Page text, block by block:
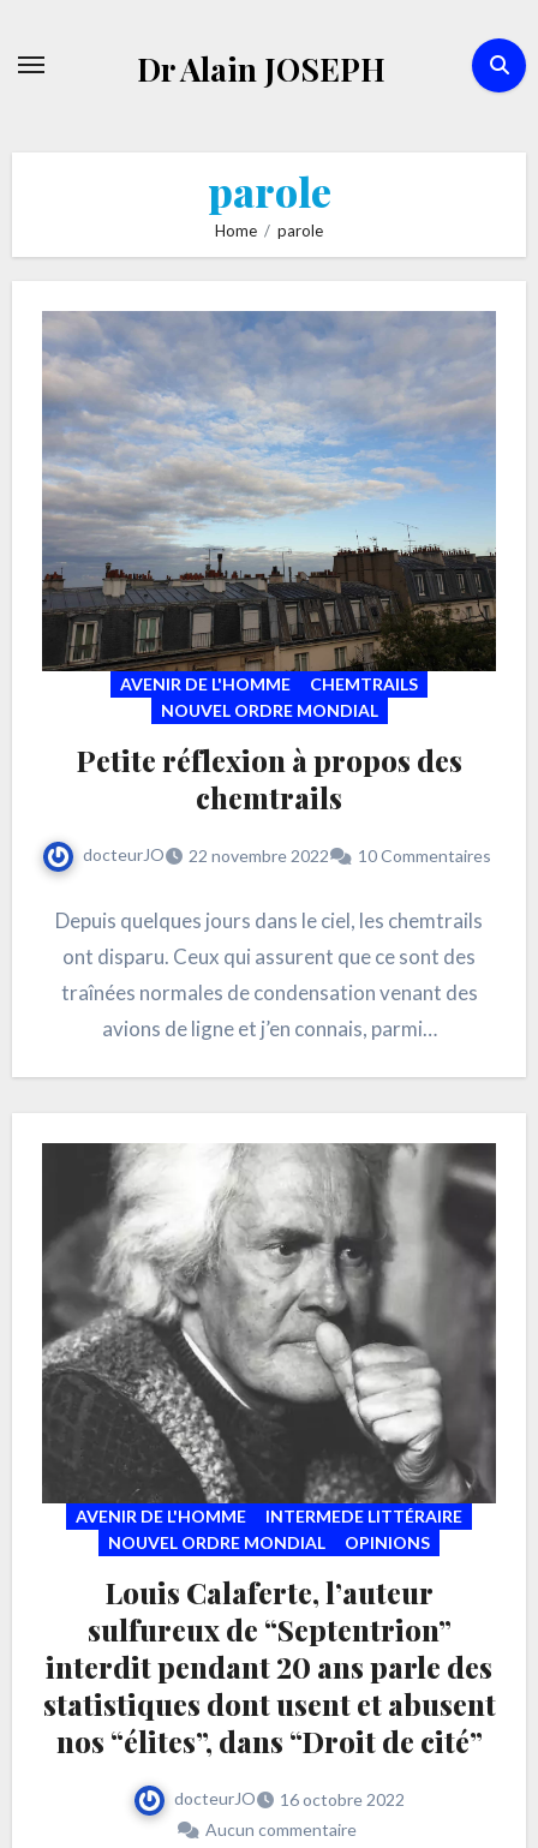
Dr Alain JOSEPH
parole
Home parole
AVENIR DE L'HOMME
CHEMTRAILS
NOUVEL ORDRE MONDIAL
Petite réflexion à propos des
chemtrails
docteurJO 22 novembre 2022 10 Commentaires
Depuis quelques jours dans le ciel, les chemtrails
ont disparu. Ceux qui assurent que ce sont des
traînées normales de condensation venant des
avions de ligne et j’en connais, parmi…
AVENIR DE L'HOMME
INTERMEDE LITTÉRAIRE
NOUVEL ORDRE MONDIAL
OPINIONS
Louis Calaferte, l’auteur
sulfureux de “Septentrion”
interdit pendant 20 ans parle des
statistiques dont usent et abusent
nos “élites”, dans “Droit de cité”
docteurJO
16 octobre 2022
Aucun commentaire